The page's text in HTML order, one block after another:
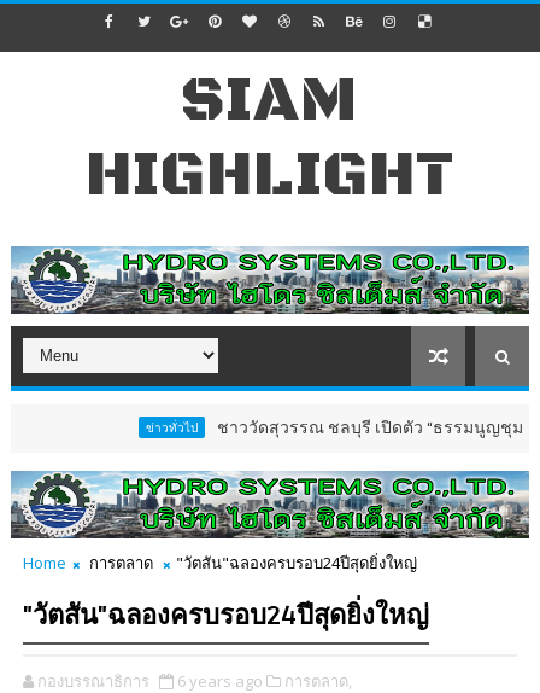
SIAM
HIGHLIGHT
ชาววัดสุวรรณ ชลบุรี เปิดตัว “ธรรมนูญชุมชนตำบลวัด
Home การตลาด "วัตสัน"ฉลองครบรอบ24ปีสุดยิ่งใหญ่
"วัตสัน"ฉลองครบรอบ24ปีสุดยิ่งใหญ่
กองบรรณาธิการ 6 years ago การตลาด,